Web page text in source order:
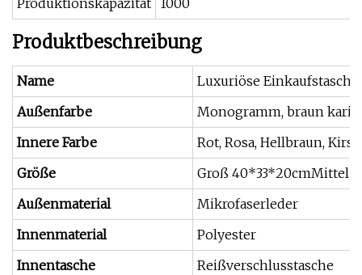
Produktionskapazität 1000
Produktbeschreibung
Name
Luxuriöse
Außenfarbe
Monogramm, braun
Innere Farbe
Rot, Rosa, Hellbraun,
Größe
Groß 40*33*20cmMittel
Außenmaterial
Mikrofaserleder
Innenmaterial
Polyester
Innentasche
Reißverschlusstasche